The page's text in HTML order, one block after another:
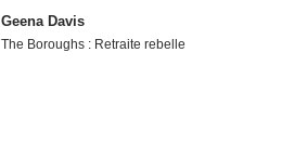
Geena Davis
The Boroughs : Retraite rebelle